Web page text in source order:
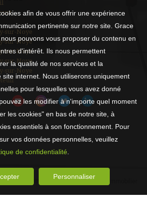
sur-Noye
sur-Noye
sur-Noye
sur-Noye
sur-Noye
afin de vous offrir une expérience
pertinente sur notre site. Grace
pouvons vous proposer du contenu en
d'intérêt. Ils nous permettent
la qualité de nos services et la
site internet. Nous utiliserons uniquement
pour lesquelles vous avez donné
les modifier à n'importe quel moment
les cookies" en bas de notre site, à
essentiels à son fonctionnement. Pour
vos données personnelles, veuillez
de confidentialité
Personnaliser